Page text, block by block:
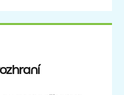
jakmile si na program